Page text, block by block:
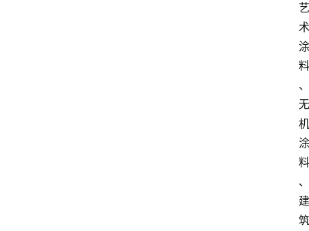
艺
术
涂
料
、
无
机
涂
料
、
建
筑